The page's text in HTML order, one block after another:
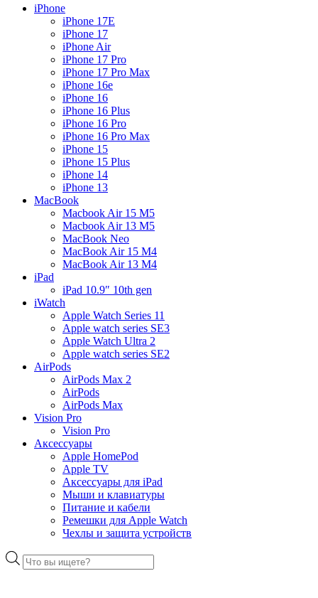
iPhone
iPhone 17E
iPhone 17
iPhone Air
iPhone 17 Pro
iPhone 17 Pro Max
iPhone 16e
iPhone 16
iPhone 16 Plus
iPhone 16 Pro
iPhone 16 Pro Max
iPhone 15
iPhone 15 Plus
iPhone 14
iPhone 13
MacBook
Macbook Air 15 M5
Macbook Air 13 M5
MacBook Neo
MacBook Air 15 M4
MacBook Air 13 M4
iPad
iPad 10.9″ 10th gen
iWatch
Apple Watch Series 11
Apple watch series SE3
Apple Watch Ultra 2
Apple watch series SE2
AirPods
AirPods Max 2
AirPods
AirPods Max
Vision Pro
Vision Pro
Аксессуары
Apple HomePod
Apple TV
Аксессуары для iPad
Мыши и клавиатуры
Питание и кабели
Ремешки для Apple Watch
Чехлы и защита устройств
Поиск
товаров